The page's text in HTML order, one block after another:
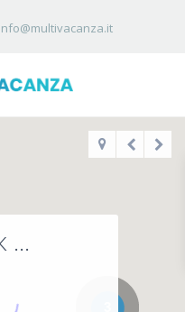
info@multivacanza.it
...